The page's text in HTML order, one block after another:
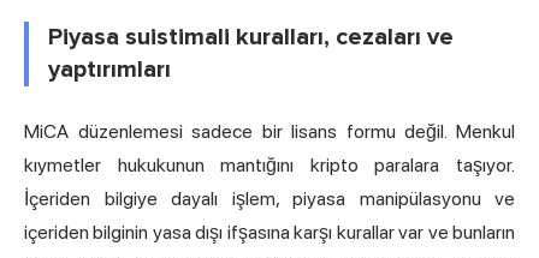
Piyasa suistimali kuralları, cezaları ve
yaptırımları
MiCA düzenlemesi sadece bir lisans formu değil. Menkul
kıymetler hukukunun mantığını kripto paralara taşıyor.
İçeriden bilgiye dayalı işlem, piyasa manipülasyonu ve
içeriden bilginin yasa dışı ifşasına karşı kurallar var ve bunların